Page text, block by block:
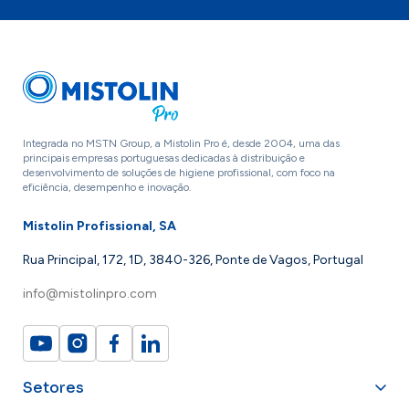
Integrada no MSTN Group, a Mistolin Pro é, desde 2004, uma das
principais empresas portuguesas dedicadas à distribuição e
desenvolvimento de soluções de higiene profissional, com foco na
eficiência, desempenho e inovação.
Mistolin Profissional, SA
Rua Principal, 172, 1D, 3840-326, Ponte de Vagos, Portugal
info@mistolinpro.com
Setores